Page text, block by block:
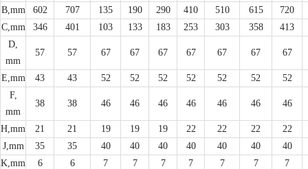
B,mm
602 707 135 190 290 410 510 615
720
C,mm
346 401 103 133 183 253 303 358
413
D,
mm
57 57 67 67 67 67 67 67 67
E,mm 43 43 52 52 52 52 52 52
52
F,
mm
38 38 46 46 46 46 46 46 46
H,mm 21 21 19 19 19 22 22 22
22
J,mm
35 35 40 40 40 40 40 40
40
K,mm
6 6 7 7 7 7 7 7 7